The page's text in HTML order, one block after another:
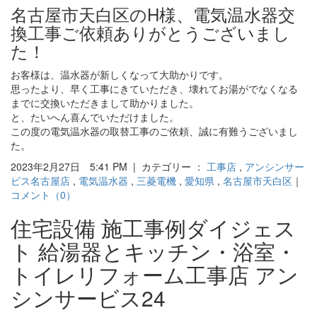
名古屋市天白区のH様、電気温水器交
換工事ご依頼ありがとうございまし
た！
お客様は、温水器が新しくなって大助かりです。
思ったより、早く工事にきていただき、壊れてお湯がでなくなる
までに交換いただきまして助かりました。
と、たいへん喜んでいただけました。
この度の電気温水器の取替工事のご依頼、誠に有難うございまし
た。
2023年2月27日 5:41 PM | カテゴリー ： 工事店 , アンシンサー
ビス名古屋店 , 電気温水器 , 三菱電機 , 愛知県 , 名古屋市天白区 ｜
コメント（0）
住宅設備 施工事例ダイジェス
ト 給湯器とキッチン・浴室・
トイレリフォーム工事店 アン
シンサービス24